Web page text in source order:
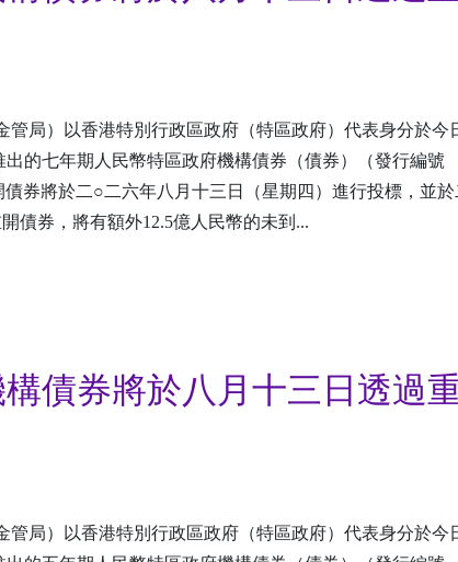
局）以香港特別行政區政府（特區政府）代表身分於今
的七年期人民幣特區政府機構債券（債券）（發行編號
券將於二○二六年八月十三日（星期四）進行投標，並
債券，將有額外12.5億人民幣的未到...
債券將於八月十三日透過
局）以香港特別行政區政府（特區政府）代表身分於今